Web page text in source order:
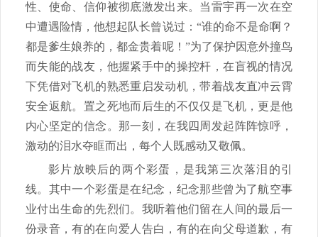
性、使命、信仰被彻底激发出来。当雷宇再一次在空
中遭遇险情，他想起队长曾说过：“谁的命不是命啊？
都是爹生娘养的，都金贵着呢！”为了保护因意外撞鸟
而失能的战友，他握紧手中的操控杆，在盲视的情况
下凭借对飞机的熟悉重启发动机，带着战友直冲云霄
安全返航。置之死地而后生的不仅仅是飞机，更是他
内心坚定的信念。那一刻，在我四周发起阵阵惊呼，
激动的泪水夺眶而出，每个人既感动又敬佩。
影片放映后的两个彩蛋，是我第三次落泪的引
线。其中一个彩蛋是在纪念，纪念那些曾为了航空事
业付出生命的先烈们。我听着他们留在人间的最后一
份录音，有的在向爱人告白，有的在向父母道歉，有